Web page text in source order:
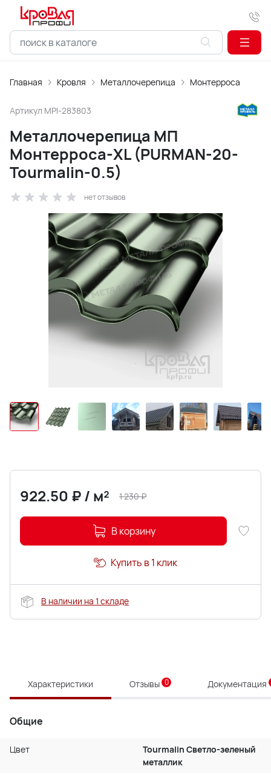
Главная Кровля Металлочерепица Монтерроса
Артикул MPI-283803
Металлочерепица МП
Монтерроса-XL (PURMAN-20-
Tourmalin-0.5)
нет отзывов
922.50 ₽/ м² 1 230₽
В корзину
Купить в 1 клик
В наличии на 1 складе
Характеристики Отзывы 0 Документация
Общие
Цвет
Tourmalin Светло-зеленый
металлик